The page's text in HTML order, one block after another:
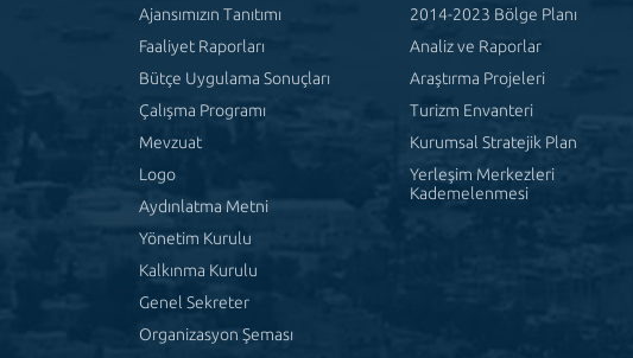
Ajansımızın Tanıtımı
Faaliyet Raporları
Bütçe Uygulama Sonuçları
Çalışma Programı
Mevzuat
Logo
Aydınlatma Metni
Yönetim Kurulu
Kalkınma Kurulu
Genel Sekreter
Organizasyon Şeması
2014-2023 Bölge Planı
Analiz ve Raporlar
Araştırma Projeleri
Turizm Envanteri
Kurumsal Stratejik Plan
Yerleşim Merkezleri
Kademelenmesi